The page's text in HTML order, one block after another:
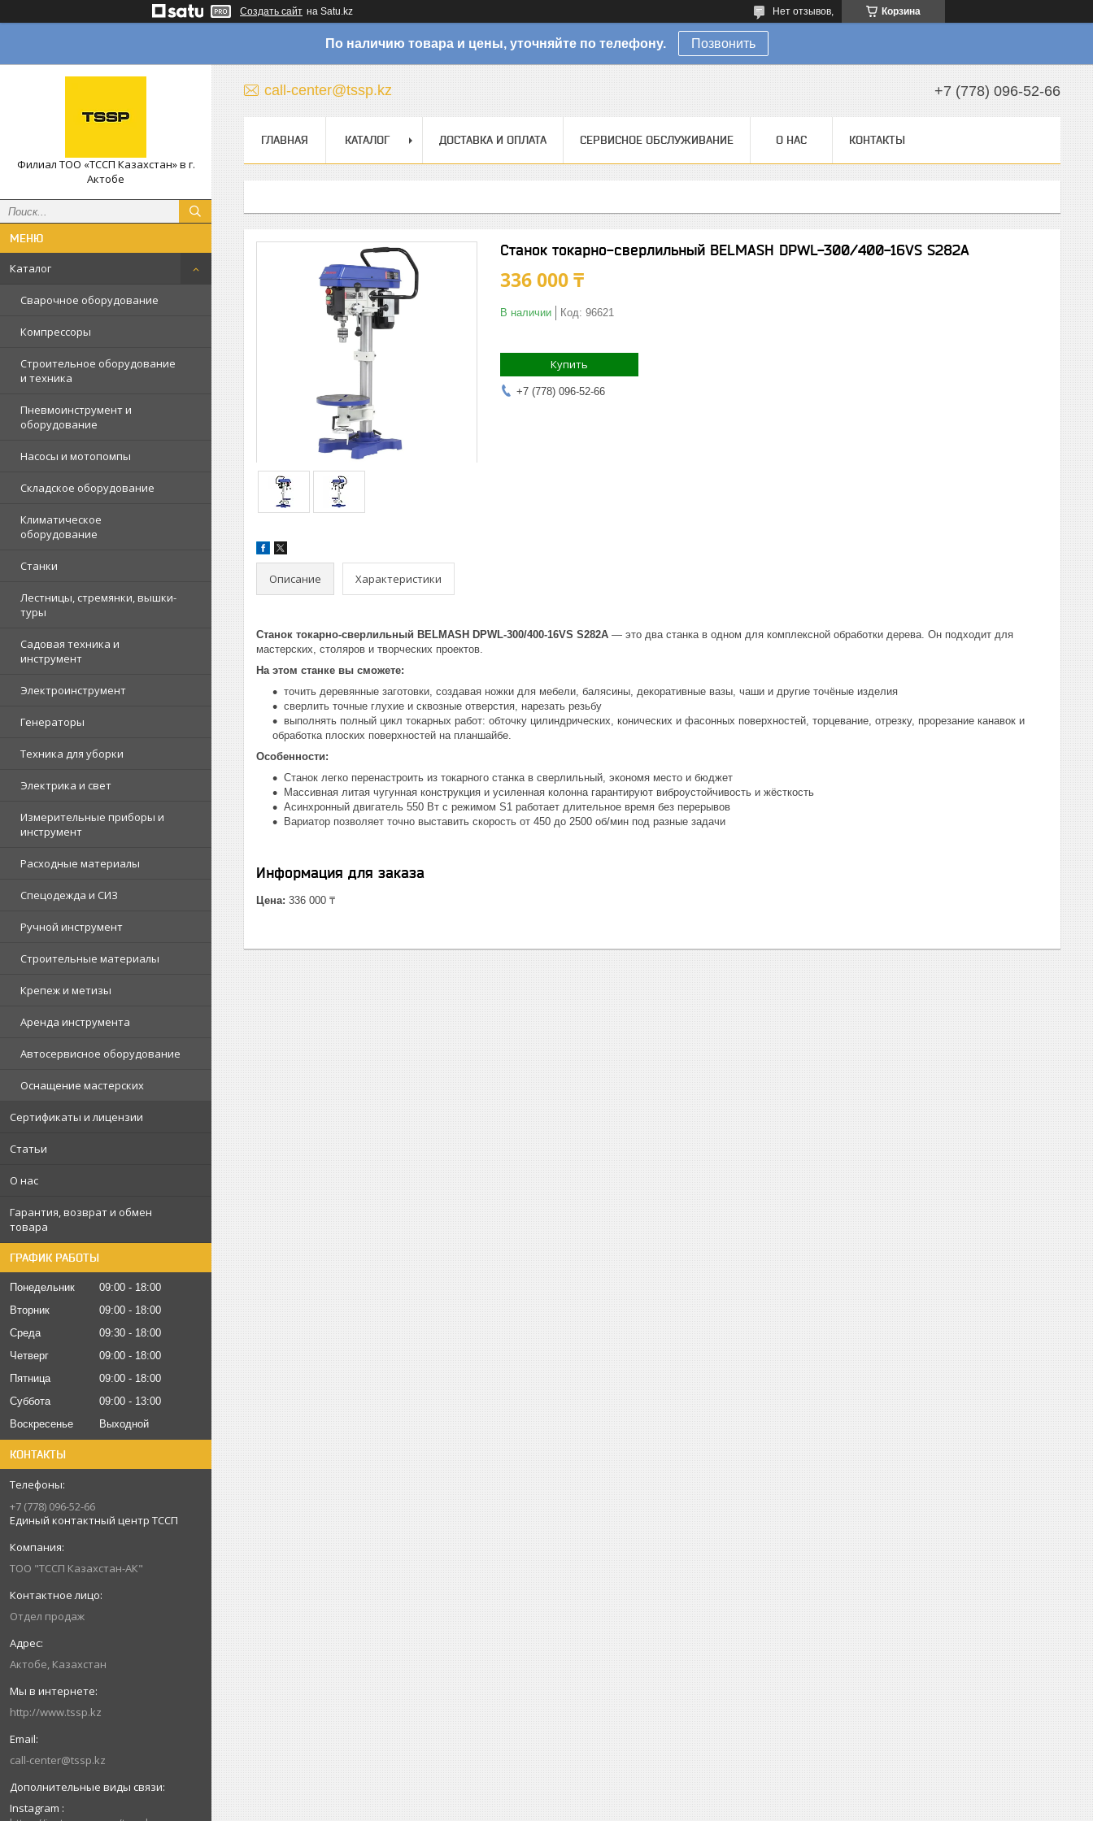
Создать сайт на Satu.kz Корзина
Нет отзывов,
По наличию товара и цены, уточняйте по телефону. Позвонить
Филиал ТОО «ТССП Казахстан» в г.
Актобе
Каталог
Сварочное оборудование
Компрессоры
Строительное оборудование
и техника
Пневмоинструмент и
оборудование
Насосы и мотопомпы
Складское оборудование
Климатическое
оборудование
Станки
Лестницы, стремянки, вышки-
туры
Садовая техника и
инструмент
Электроинструмент
Генераторы
Техника для уборки
Электрика и свет
Измерительные приборы и
инструмент
Расходные материалы
Спецодежда и СИЗ
Ручной инструмент
Строительные материалы
Крепеж и метизы
Аренда инструмента
Автосервисное оборудование
Оснащение мастерских
Сертификаты и лицензии
Статьи
О нас
Гарантия, возврат и обмен
товара
ГРАФИК РАБОТЫ
Понедельник 09:00
18:00
Вторник
09:00
18:00
Среда
09:30
18:00
Четверг
09:00
18:00
Пятница
09:00
18:00
Суббота
09:00
13:00
Воскресенье
Выходной
КОНТАКТЫ
+7 (778) 096-52-66
Единый контактный центр ТССП
ТОО "ТССП Казахстан-АК"
Отдел продаж
Актобе, Казахстан
http://www.tssp.kz
call-center@tssp.kz
Instagram
call-center@tssp.kz +7 (778) 096-52-66
ГЛАВНАЯ КАТАЛОГ ДОСТАВКА И ОПЛАТА СЕРВИСНОЕ ОБСЛУЖИВАНИЕ О НАС КОНТАКТЫ
Станок токарно-сверлильный BELMASH DPWL-300/400-16VS S282A
336 000 ₸
В наличии Код: 96621
Купить
+7 (778) 096-52-66
Описание Характеристики
Станок токарно-сверлильный BELMASH DPWL-300/400-16VS S282A — это два станка в одном для комплексной обработки дерева. Он подходит для
мастерских, столяров и творческих проектов.
На этом станке вы сможете:
точить деревянные заготовки, создавая ножки для мебели, балясины, декоративные вазы, чаши и другие точёные изделия
сверлить точные глухие и сквозные отверстия, нарезать резьбу
выполнять полный цикл токарных работ: обточку цилиндрических, конических и фасонных поверхностей, торцевание, отрезку, прорезание канавок и
обработка плоских поверхностей на планшайбе.
Особенности:
Станок легко перенастроить из токарного станка в сверлильный, экономя место и бюджет
Массивная литая чугунная конструкция и усиленная колонна гарантируют виброустойчивость и жёсткость
Асинхронный двигатель 550 Вт с режимом S1 работает длительное время без перерывов
Вариатор позволяет точно выставить скорость от 450 до 2500 об/мин под разные задачи
Информация для заказа
Цена: 336 000 ₸